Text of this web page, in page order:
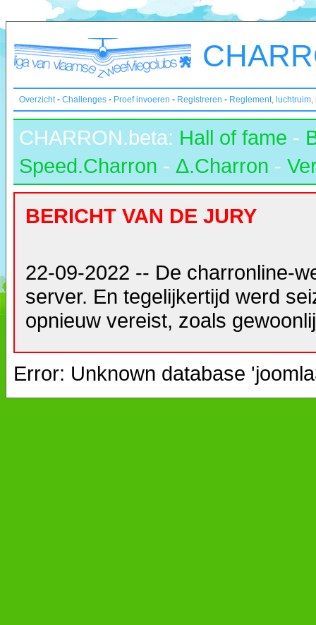
Overzicht- Challenges - Proef invoeren - Registreren - Reglement,
CHARRON.beta: Hall of fame -
Speed.Charron - Δ.Charron -
BERICHT VAN DE JURY
22-09-2022 -- De charronline-
server. En tegelijkertijd werd
opnieuw vereist, zoals
Error: Unknown database